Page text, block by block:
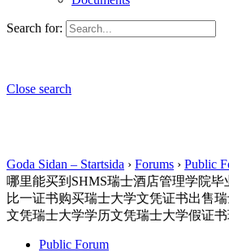
Search for:
Close search
Goda Sidan – Startsida › Forums › Public
哪里能买到SHMS瑞士酒店管理学院
比一证书购买瑞士大学文凭证书出售
文凭瑞士大学学历文凭瑞士大学假证
Public Forum